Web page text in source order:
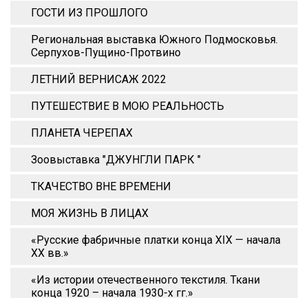
ГОСТИ ИЗ ПРОШЛОГО
Региональная выставка Южного Подмосковья.
Серпухов-Пущино-Протвино
ЛЕТНИЙ ВЕРНИСАЖ 2022
ПУТЕШЕСТВИЕ В МОЮ РЕАЛЬНОСТЬ
ПЛАНЕТА ЧЕРЕПАХ
Зоовыставка "ДЖУНГЛИ ПАРК "
ТКАЧЕСТВО ВНЕ ВРЕМЕНИ
МОЯ ЖИЗНЬ В ЛИЦАХ
«Русские фабричные платки конца XIX — начала
XX вв.»
«Из истории отечественного текстиля. Ткани
конца 1920 – начала 1930-х гг.»